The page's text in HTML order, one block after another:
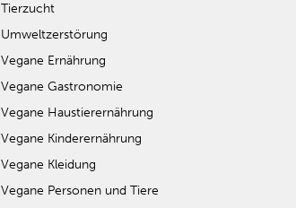
Tierzucht
Umweltzerstörung
Vegane Ernährung
Vegane Gastronomie
Vegane Haustierernährung
Vegane Kinderernährung
Vegane Kleidung
Vegane Personen und Tiere